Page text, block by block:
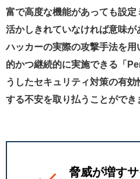
富で高度な機能があっても設
活かしきれていなければ意味が
ハッカーの実際の攻撃手法を
的かつ継続的に実施できる「
うしたセキュリティ対策の有
する不安を取り払うことができ
脅威が増す